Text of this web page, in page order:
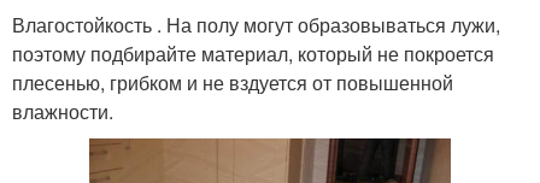
Влагостойкость . На полу могут образовываться лужи,
поэтому подбирайте материал, который не покроется
плесенью, грибком и не вздуется от повышенной
влажности.